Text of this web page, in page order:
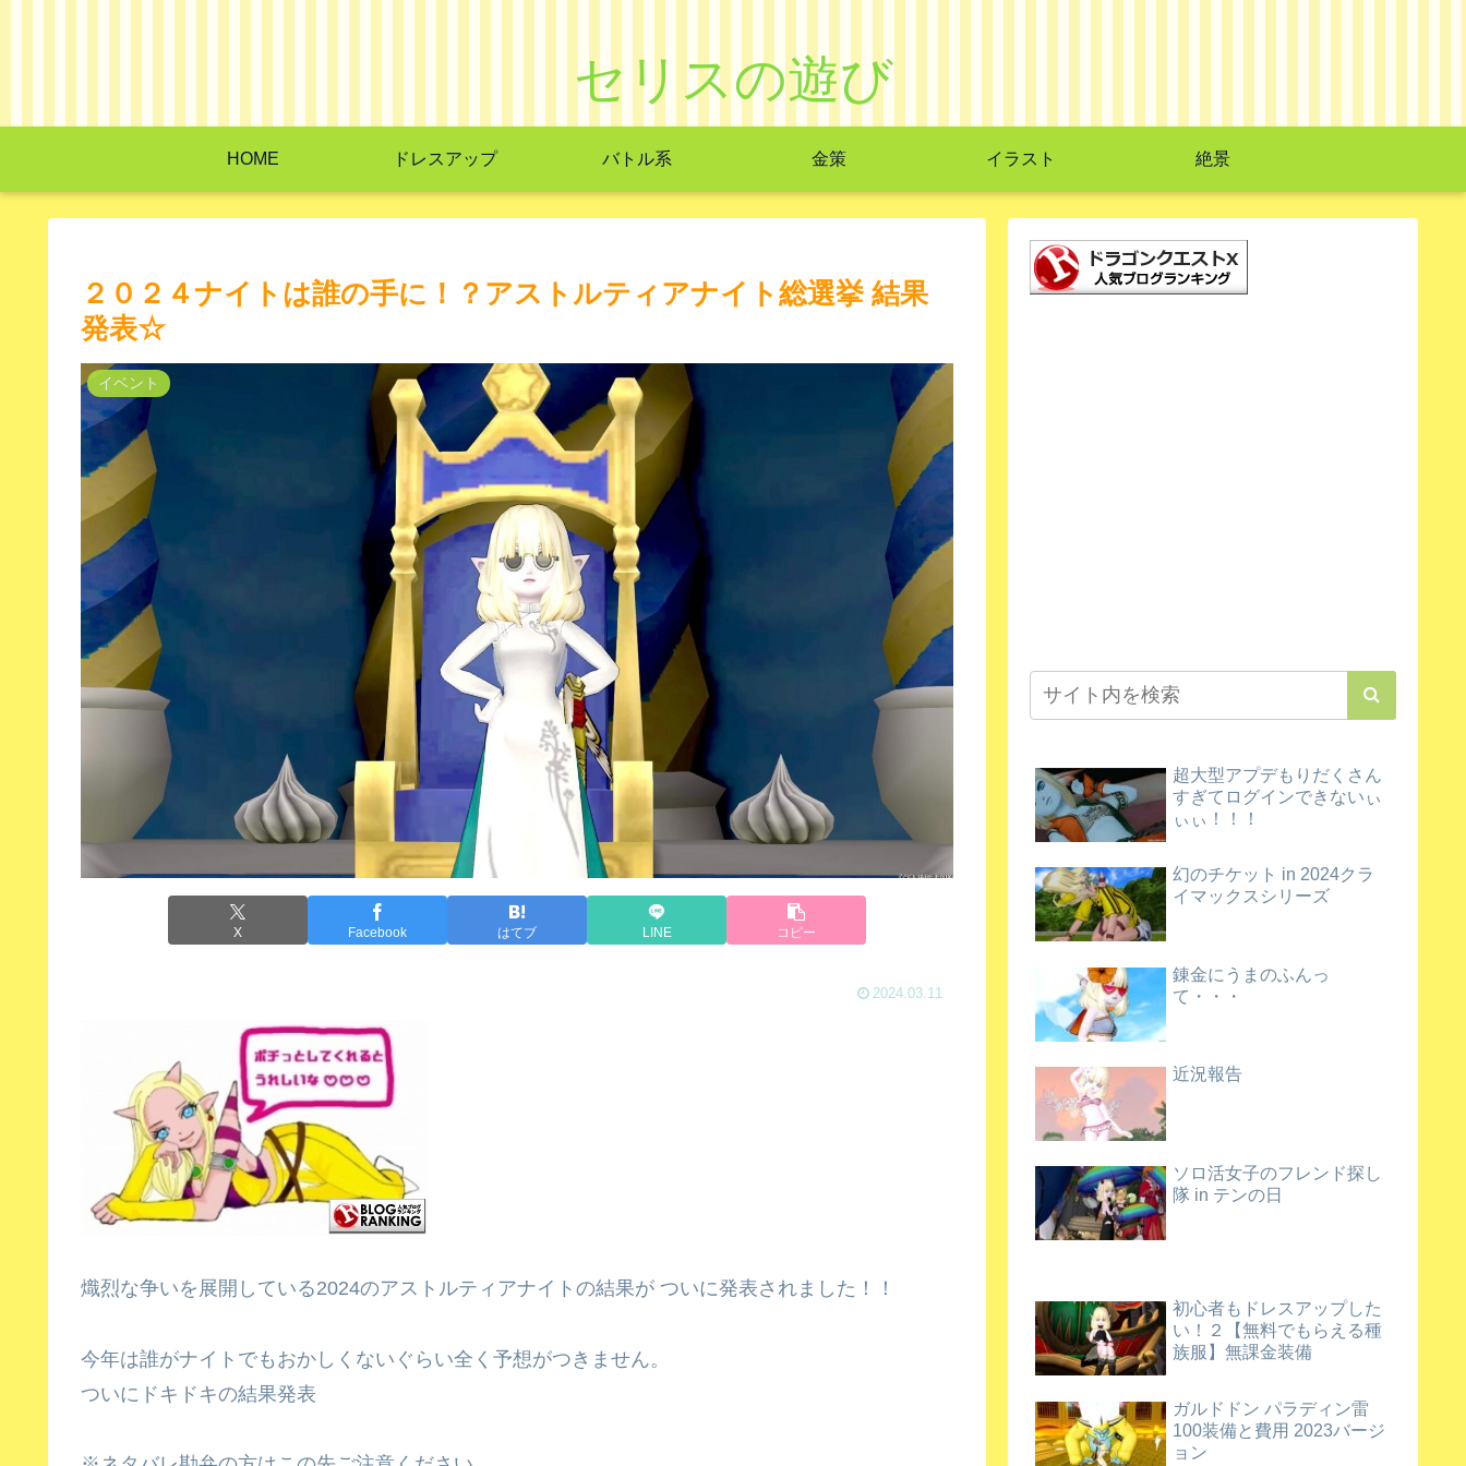
セリスの遊び
HOME ドレスアップ バトル系 金策 イラスト 絶景
２０２４ナイトは誰の手に！？アストルティアナイト総選挙 結果
発表☆
イベント
X Facebook はてブ LINE コピー
2024.03.11
熾烈な争いを展開している2024のアストルティアナイトの結果が ついに発表されました！！
今年は誰がナイトでもおかしくないぐらい全く予想がつきません。
ついにドキドキの結果発表
超大型アプデもりだくさん
すぎてログインできないぃ
ぃぃ！！！
幻のチケット in 2024クラ
イマックスシリーズ
錬金にうまのふんっ
て・・・
近況報告
ソロ活女子のフレンド探し
隊 in テンの日
初心者もドレスアップした
い！２【無料でもらえる種
族服】無課金装備
ガルドドン パラディン雷
100装備と費用 2023バージ
ョン